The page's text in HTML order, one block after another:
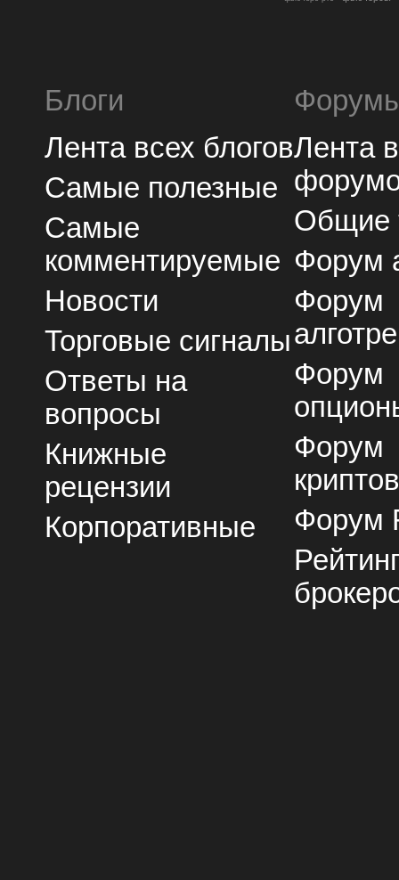
Блоги
Лента всех блогов
Самые полезные
Самые
комментируемые
Новости
Торговые сигналы
Ответы на
вопросы
Книжные
рецензии
Корпоративные
Лента
Общие
Форум
Форум
Форум
Форум
Форум